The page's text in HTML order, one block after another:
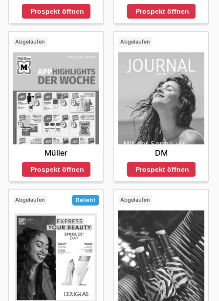
Prospekt öffnen Prospekt öffnen
Abgelaufen
Müller
Prospekt öffnen
Abgelaufen
DM
Prospekt öffnen
Abgelaufen Beliebt Abgelaufen